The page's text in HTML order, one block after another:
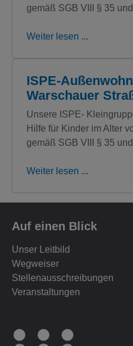
gemäß SGB VIII § 35
Weiter lesen ...
ISPE-
Warschauer
Unsere ISPE-
Hilfe für Kinder im Alter
gemäß SGB VIII § 35
Weiter lesen ...
Auf einen Blick
Unser Leitbild
Wegweiser
Stellenausschreibungen
Veranstaltungen